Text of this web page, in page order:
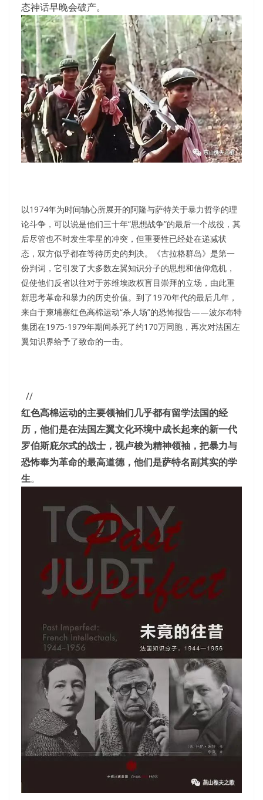
态神话早晚会破产。
以1974年为时间轴心所展开的阿隆与萨特关于暴力哲学的理
论斗争，可以说是他们三十年“思想战争”的最后一个战役，其
后尽管也不时发生零星的冲突，但重要性已经处在递减状
态，双方似乎都在等待历史的判决。《古拉格群岛》是第一
份判词，它引发了大多数左翼知识分子的思想和信仰危机，
促使他们反省以往对于苏维埃政权盲目崇拜的立场，由此重
新思考革命和暴力的历史价值。到了1970年代的最后几年，
来自于柬埔寨红色高棉运动“杀人场”的恐怖报告——波尔布特
集团在1975-1979年期间杀死了约170万同胞，再次对法国左
翼知识界给予了致命的一击。
//
红色高棉运动的主要领袖们几乎都有留学法国的经
历，他们是在法国左翼文化环境中成长起来的新一代
罗伯斯庇尔式的战士，视卢梭为精神领袖，把暴力与
恐怖奉为革命的最高道德，他们是萨特名副其实的学
生。